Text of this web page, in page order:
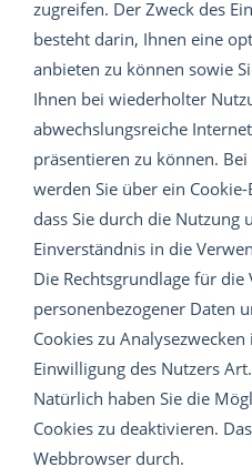
zugreifen. Der Zweck des
besteht darin, Ihnen eine
anbieten zu können sowie
Ihnen bei wiederholter
abwechslungsreiche
präsentieren zu können.
werden Sie über ein
dass Sie durch die Nutzung
Einverständnis in die
Die Rechtsgrundlage für die
personenbezogener Daten
Cookies zu
Einwilligung des Nutzers
Natürlich haben Sie die
Cookies zu deaktivieren.
Webbrowser durch.